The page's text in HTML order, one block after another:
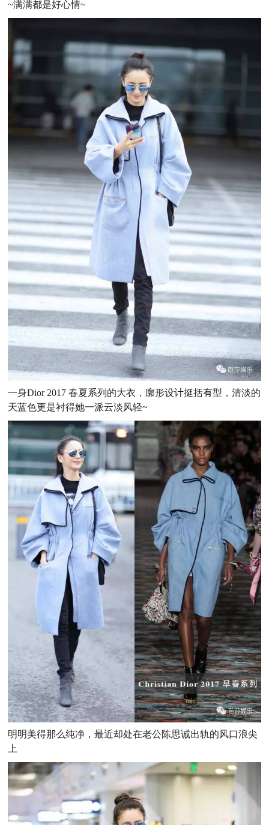
~满满都是好心情~
一身Dior 2017 春夏系列的大衣，廓形设计挺括有型，清淡的
天蓝色更是衬得她一派云淡风轻~
明明美得那么纯净，最近却处在老公陈思诚出轨的风口浪尖
上